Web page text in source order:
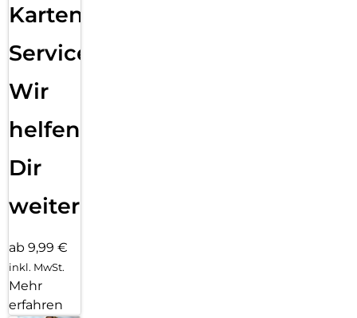
Karten
Service:
Wir
helfen
Dir
weiter
ab 9,99 €
inkl. MwSt.
Mehr
erfahren